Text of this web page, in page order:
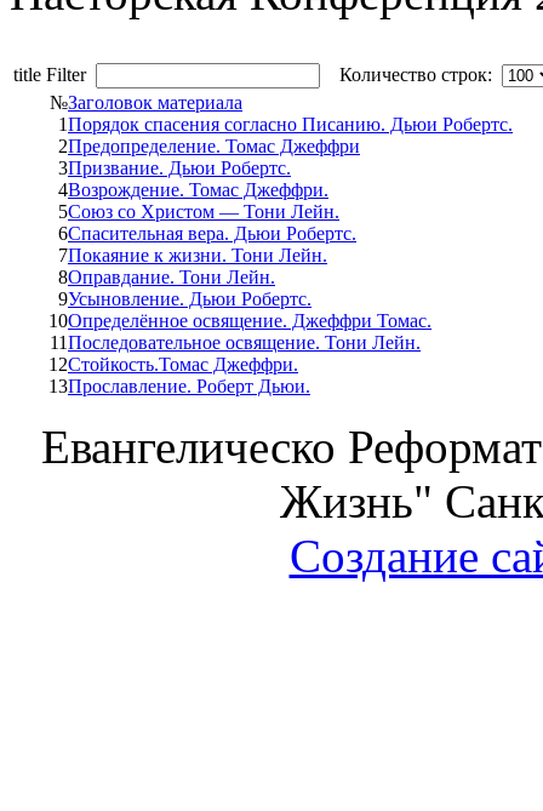
title Filter
Количество строк:
№Заголовок материала
1Порядок спасения согласно Писанию. Дьюи Робертс.
2Предопределение. Томас Джеффри
3Призвание. Дьюи Робертс.
4Возрождение. Томас Джеффри.
5Союз со Христом — Тони Лейн.
6Спасительная вера. Дьюи Робертс.
7Покаяние к жизни. Тони Лейн.
8Оправдание. Тони Лейн.
9Усыновление. Дьюи Робертс.
10Определённое освящение. Джеффри Томас.
11Последовательное освящение. Тони Лейн.
12Стойкость.Томас Джеффри.
13Прославление. Роберт Дьюи.
Евангелическо
Жизнь"
Создание